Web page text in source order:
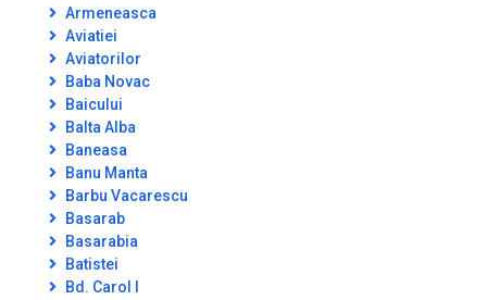
Armeneasca
Aviatiei
Aviatorilor
Baba Novac
Baicului
Balta Alba
Baneasa
Banu Manta
Barbu Vacarescu
Basarab
Basarabia
Batistei
Bd. Carol I